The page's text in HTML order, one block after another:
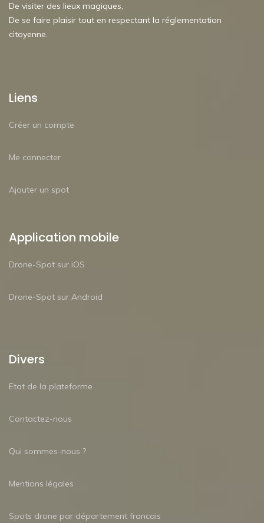
De visiter des lieux magiques,
De se faire plaisir tout en respectant la réglementation
citoyenne.
Liens
Créer un compte
Me connecter
Ajouter un spot
Application mobile
Drone-Spot sur iOS
Drone-Spot sur Android
Divers
Etat de la plateforme
Contactez-nous
Qui sommes-nous ?
Mentions légales
Spots drone par département francais